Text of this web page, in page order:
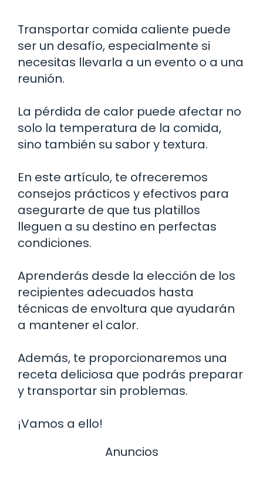
Transportar comida caliente puede
ser un desafío, especialmente si
necesitas llevarla a un evento o a una
reunión.
La pérdida de calor puede afectar no
solo la temperatura de la comida,
sino también su sabor y textura.
En este artículo, te ofreceremos
consejos prácticos y efectivos para
asegurarte de que tus platillos
lleguen a su destino en perfectas
condiciones.
Aprenderás desde la elección de los
recipientes adecuados hasta
técnicas de envoltura que ayudarán
a mantener el calor.
Además, te proporcionaremos una
receta deliciosa que podrás preparar
y transportar sin problemas.
¡Vamos a ello!
Anuncios